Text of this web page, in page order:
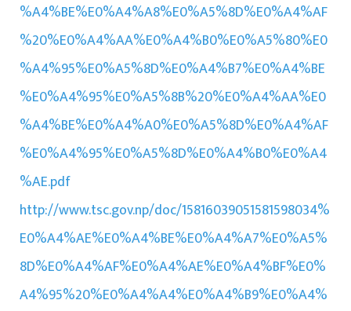
%A4%BE%E0%A4%A8%E0%A5%8D%E0%A4%AF
%20%E0%A4%AA%E0%A4%B0%E0%A5%80%E0
%A4%95%E0%A5%8D%E0%A4%B7%E0%A4%BE
%E0%A4%95%E0%A5%8B%20%E0%A4%AA%E0
%A4%BE%E0%A4%A0%E0%A5%8D%E0%A4%AF
%E0%A4%95%E0%A5%8D%E0%A4%B0%E0%A4
%AE.pdf
http://www.tsc.gov.np/doc/15816039051581598034%
E0%A4%AE%E0%A4%BE%E0%A4%A7%E0%A5%
8D%E0%A4%AF%E0%A4%AE%E0%A4%BF%E0%
A4%95%20%E0%A4%A4%E0%A4%B9%E0%A4%